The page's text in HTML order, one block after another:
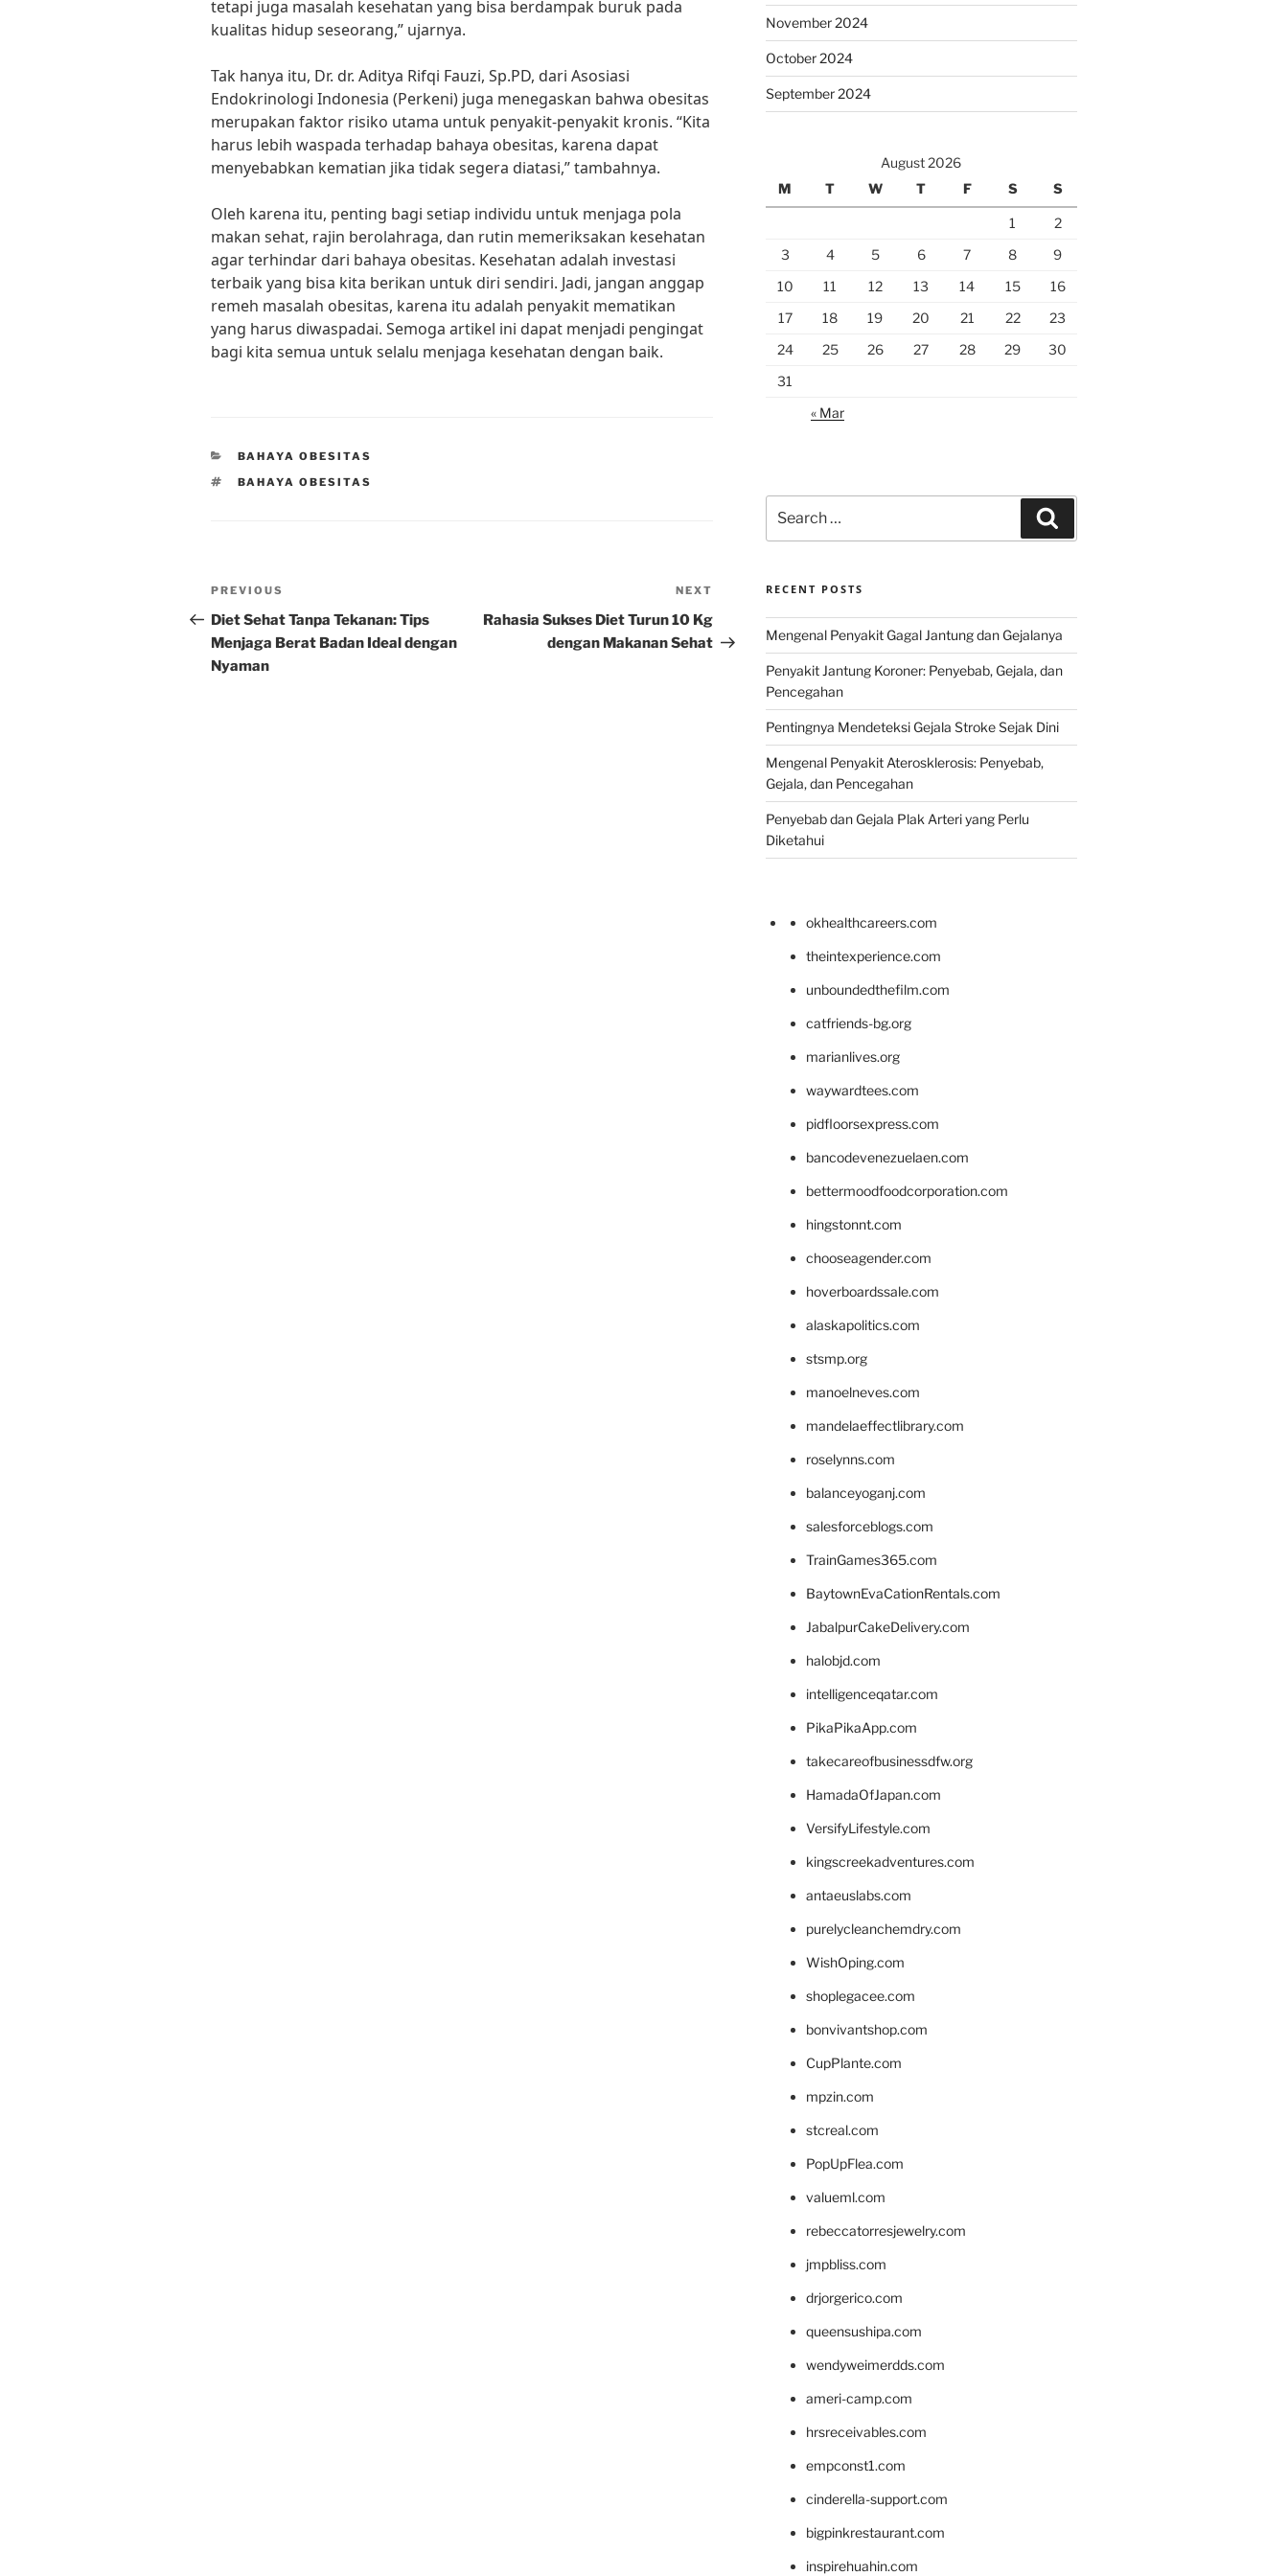
tetapi juga masalah kesehatan yang bisa berdampak buruk pada
kualitas hidup seseorang,” ujarnya.
Tak hanya itu, Dr. dr. Aditya Rifqi Fauzi, Sp.PD, dari Asosiasi
Endokrinologi Indonesia (Perkeni) juga menegaskan bahwa obesitas
merupakan faktor risiko utama untuk penyakit-penyakit kronis. “Kita
harus lebih waspada terhadap bahaya obesitas, karena dapat
menyebabkan kematian jika tidak segera diatasi,” tambahnya.
Oleh karena itu, penting bagi setiap individu untuk menjaga pola
makan sehat, rajin berolahraga, dan rutin memeriksakan kesehatan
agar terhindar dari bahaya obesitas. Kesehatan adalah investasi
terbaik yang bisa kita berikan untuk diri sendiri. Jadi, jangan anggap
remeh masalah obesitas, karena itu adalah penyakit mematikan
yang harus diwaspadai. Semoga artikel ini dapat menjadi pengingat
bagi kita semua untuk selalu menjaga kesehatan dengan baik.
CATEGORIES
BAHAYA OBESITAS
TAGS
BAHAYA OBESITAS
Post
navigation
Previous
Post
PREVIOUS
Diet Sehat Tanpa Tekanan: Tips
Menjaga Berat Badan Ideal dengan
Nyaman
Post
NEXT
Rahasia Sukses Diet Turun 10 Kg
dengan Makanan Sehat
November 2024
October 2024
September 2024
August 2026
M
T W T F S S
1
2
3
4 5 6 7 8
9
10
11 12 13 14 15
16
17
18 19 20 21 22
23
24
25 26 27 28 29
30
31
« Mar
for:
RECENT POSTS
Mengenal Penyakit Gagal Jantung dan Gejalanya
Penyakit Jantung Koroner: Penyebab, Gejala, dan
Pencegahan
Pentingnya Mendeteksi Gejala Stroke Sejak Dini
Mengenal Penyakit Aterosklerosis: Penyebab,
Gejala, dan Pencegahan
Penyebab dan Gejala Plak Arteri yang Perlu
Diketahui
okhealthcareers.com
theintexperience.com
unboundedthefilm.com
catfriends-bg.org
marianlives.org
waywardtees.com
pidfloorsexpress.com
bancodevenezuelaen.com
bettermoodfoodcorporation.com
hingstonnt.com
chooseagender.com
hoverboardssale.com
alaskapolitics.com
stsmp.org
manoelneves.com
mandelaeffectlibrary.com
roselynns.com
balanceyoganj.com
salesforceblogs.com
TrainGames365.com
BaytownEvaCationRentals.com
JabalpurCakeDelivery.com
halobjd.com
intelligenceqatar.com
PikaPikaApp.com
takecareofbusinessdfw.org
HamadaOfJapan.com
VersifyLifestyle.com
kingscreekadventures.com
antaeuslabs.com
purelycleanchemdry.com
WishOping.com
shoplegacee.com
bonvivantshop.com
CupPlante.com
mpzin.com
stcreal.com
PopUpFlea.com
valueml.com
rebeccatorresjewelry.com
jmpbliss.com
drjorgerico.com
queensushipa.com
wendyweimerdds.com
ameri-camp.com
hrsreceivables.com
empconst1.com
cinderella-support.com
bigpinkrestaurant.com
inspirehuahin.com